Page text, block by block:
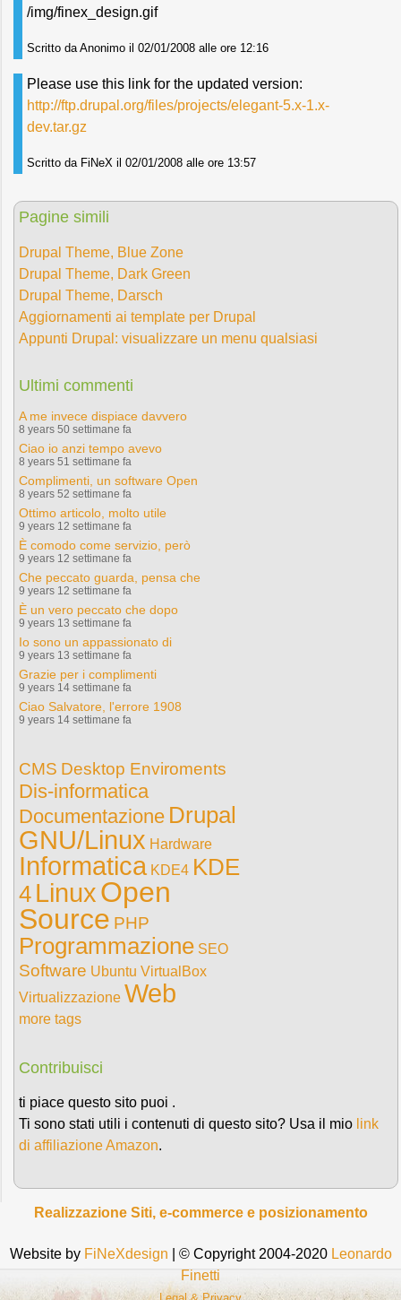
/img/finex_design.gif
Scritto da Anonimo il 02/01/2008 alle ore 12:16
Please use this link for the updated version:
http://ftp.drupal.org/files/projects/elegant-5.x-1.x-
dev.tar.gz
Scritto da FiNeX il 02/01/2008 alle ore 13:57
Pagine simili
Drupal Theme, Blue Zone
Drupal Theme, Dark Green
Drupal Theme, Darsch
Aggiornamenti ai template per Drupal
Appunti Drupal: visualizzare un menu qualsiasi
Ultimi commenti
A me invece dispiace davvero
8 years 50 settimane fa
Ciao io anzi tempo avevo
8 years 51 settimane fa
Complimenti, un software Open
8 years 52 settimane fa
Ottimo articolo, molto utile
9 years 12 settimane fa
È comodo come servizio, però
9 years 12 settimane fa
Che peccato guarda, pensa che
9 years 12 settimane fa
È un vero peccato che dopo
9 years 13 settimane fa
Io sono un appassionato di
9 years 13 settimane fa
Grazie per i complimenti
9 years 14 settimane fa
Ciao Salvatore, l'errore 1908
9 years 14 settimane fa
CMS Desktop Enviroments
Dis-informatica
Documentazione Drupal
GNU/Linux Hardware
Informatica KDE4 KDE
4 LinuxOpen
Source PHP
Programmazione SEO
Software Ubuntu VirtualBox
Virtualizzazione Web
more tags
Contribuisci
ti piace questo sito puoi .
Ti sono stati utili i contenuti di questo sito? Usa il mio link
di affiliazione Amazon.
Realizzazione Siti, e-commerce e posizionamento
Website by FiNeXdesign | © Copyright 2004-2020 Leonardo
Finetti